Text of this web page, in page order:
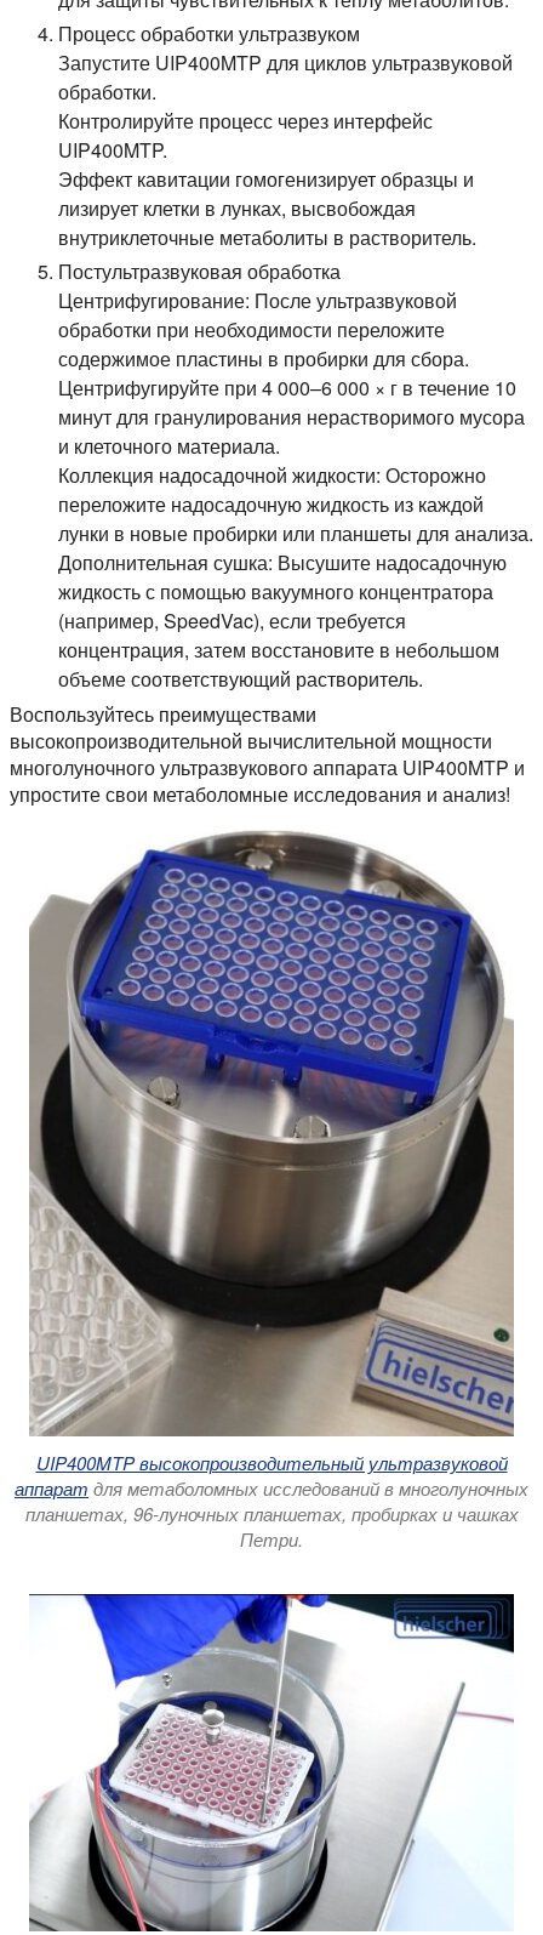
Процесс обработки ультразвуком
Запустите UIP400MTP для циклов ультразвуковой
обработки.
Контролируйте процесс через интерфейс
UIP400MTP.
Эффект кавитации гомогенизирует образцы и
лизирует клетки в лунках, высвобождая
внутриклеточные метаболиты в растворитель.
Постультразвуковая обработка
Центрифугирование: После ультразвуковой
обработки при необходимости переложите
содержимое пластины в пробирки для сбора.
Центрифугируйте при 4 000–6 000 × г в течение 10
минут для гранулирования нерастворимого мусора
и клеточного материала.
Коллекция надосадочной жидкости: Осторожно
переложите надосадочную жидкость из каждой
лунки в новые пробирки или планшеты для анализа.
Дополнительная сушка: Высушите надосадочную
жидкость с помощью вакуумного концентратора
(например, SpeedVac), если требуется
концентрация, затем восстановите в небольшом
объеме соответствующий растворитель.
Воспользуйтесь преимуществами
высокопроизводительной вычислительной мощности
многолуночного ультразвукового аппарата UIP400MTP и
упростите свои метаболомные исследования и анализ!
UIP400MTP высокопроизводительный ультразвуковой
аппарат для метаболомных исследований в многолуночных
планшетах, 96-луночных планшетах, пробирках и чашках
Петри.